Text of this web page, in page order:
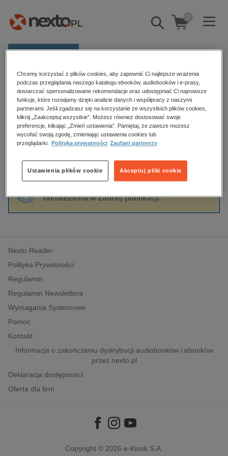
Pokaż/schowaj
wyszukiwarkę
0
Kategorie
Zobacz wszystkie E-prasa
budownictwo, aranżacja wnętrz
biznesowe, branżowe, gospodarka
dzienniki
edukacja
hobby, sport, rozrywka
komputery, internet, technologie, informatyka
polityka, społeczno-informacyjne
psychologiczne
inne
popularno-naukowe
historia
Strona główna Andrzej Sadłowski
Andrzej Sadłowski
Sortowanie Filtrowanie
odnaleziona w żadnej publikacji.
Nexto Reader
Polityka Prywatności
Regulamin
Regulamin Newslettera
Wymagania Systemowe
Pomoc
Kontakt
Informacja o zakończeniu dystrybucji audiobooków i ebooków
przez nexto.pl
Deklaracja dostępności
Oferta dla firm
Copyright © 2026 e-Kiosk S.A.
Chcemy korzystać z plików cookies, aby zapewnić Ci najlepsze wrażenia
podczas przeglądania naszego katalogu ebooków, audiobooków i e-prasy,
dostarczać spersonalizowane rekomendacje oraz udostępniać Ci najnowsze
funkcje, które rozwijamy dzięki analizie danych i współpracy z naszymi
partnerami. Jeśli zgadzasz się na korzystanie ze wszystkich plików cookies,
kliknij „Zaakceptuj wszystkie”. Możesz również dostosować swoje
preferencje, klikając „Zmień ustawienia”. Pamiętaj, że zawsze możesz
wycofać swoją zgodę, zmieniając ustawienia cookies lub
przeglądarki.
Polityka prywatności Zaufani partnerzy
Akceptuj pliki cookie
Ustawienia plików cookie